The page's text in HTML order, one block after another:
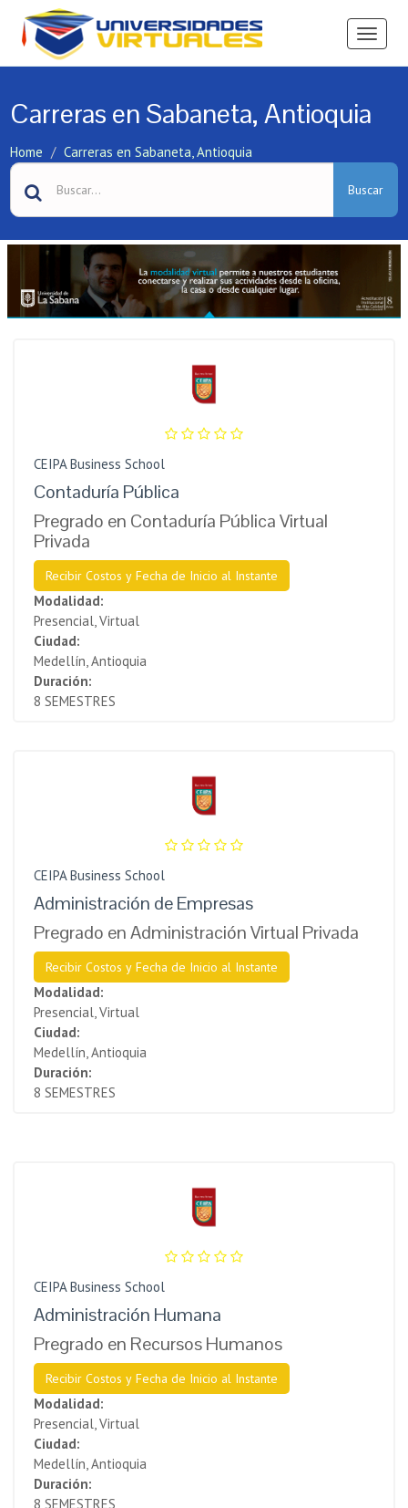
Ver
Carreras en Sabaneta, Antioquia
Home Carreras en Sabaneta, Antioquia
Buscar
CEIPA Business School
Contaduría Pública
Pregrado en Contaduría Pública Virtual
Privada
Recibir Costos y Fecha de Inicio al Instante
Modalidad:
Presencial, Virtual
Ciudad:
Medellín, Antioquia
Duración:
8 SEMESTRES
CEIPA Business School
Administración de Empresas
Pregrado en Administración Virtual Privada
Recibir Costos y Fecha de Inicio al Instante
Modalidad:
Presencial, Virtual
Ciudad:
Medellín, Antioquia
Duración:
8 SEMESTRES
CEIPA Business School
Administración Humana
Pregrado en Recursos Humanos
Recibir Costos y Fecha de Inicio al Instante
Modalidad:
Presencial, Virtual
Ciudad:
Medellín, Antioquia
Duración:
8 SEMESTRES